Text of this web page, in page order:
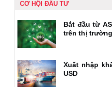
CƠ HỘI ĐẦU TƯ
Bắt đầu từ
trên thị
Xuất nhập
USD